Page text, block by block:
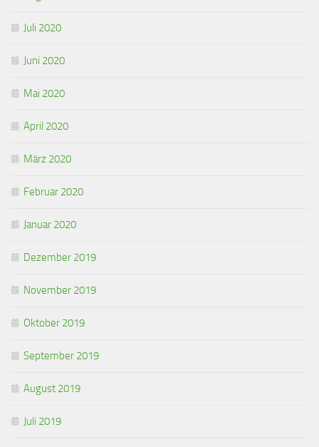
Juli 2020
Juni 2020
Mai 2020
April 2020
März 2020
Februar 2020
Januar 2020
Dezember 2019
November 2019
Oktober 2019
September 2019
August 2019
Juli 2019